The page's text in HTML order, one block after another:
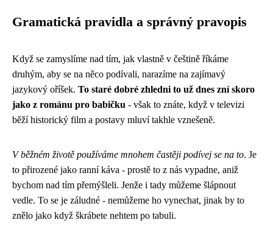
Gramatická pravidla a správný pravopis
Když se zamyslíme nad tím, jak vlastně v češtině říkáme
druhým, aby se na něco podívali, narazíme na zajímavý
jazykový oříšek. To staré dobré zhledni to už dnes zní skoro
jako z románu pro babičku - však to znáte, když v televizi
běží historický film a postavy mluví takhle vznešeně.
V běžném životě používáme mnohem častěji podívej se na to. Je
to přirozené jako ranní káva - prostě to z nás vypadne, aniž
bychom nad tím přemýšleli. Jenže i tady můžeme šlápnout
vedle. To se je záludné - nemůžeme ho vynechat, jinak by to
znělo jako když škrábete nehtem po tabuli.